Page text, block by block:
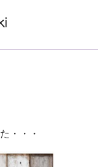
・・・